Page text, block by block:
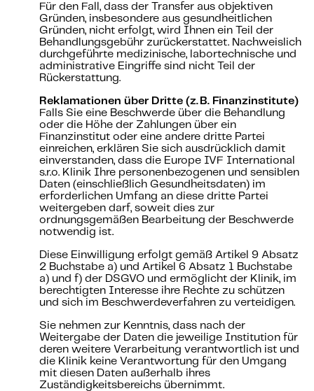
Für den Fall, dass der Transfer aus objektiven
Gründen, insbesondere aus gesundheitlichen
Gründen, nicht erfolgt, wird Ihnen ein Teil der
Behandlungsgebühr zurückerstattet. Nachweislich
durchgeführte medizinische, labortechnische und
administrative Eingriffe sind nicht Teil der
Rückerstattung.
Reklamationen über Dritte (z. B. Finanzinstitute)
Falls Sie eine Beschwerde über die Behandlung
oder die Höhe der Zahlungen über ein
Finanzinstitut oder eine andere dritte Partei
einreichen, erklären Sie sich ausdrücklich damit
einverstanden, dass die Europe IVF International
s.r.o. Klinik Ihre personenbezogenen und sensiblen
Daten (einschließlich Gesundheitsdaten) im
erforderlichen Umfang an diese dritte Partei
weitergeben darf, soweit dies zur
ordnungsgemäßen Bearbeitung der Beschwerde
notwendig ist.
Diese Einwilligung erfolgt gemäß Artikel 9 Absatz
2 Buchstabe a) und Artikel 6 Absatz 1 Buchstabe
a) und f) der DSGVO und ermöglicht der Klinik, im
berechtigten Interesse ihre Rechte zu schützen
und sich im Beschwerdeverfahren zu verteidigen.
Sie nehmen zur Kenntnis, dass nach der
Weitergabe der Daten die jeweilige Institution für
deren weitere Verarbeitung verantwortlich ist und
die Klinik keine Verantwortung für den Umgang
mit diesen Daten außerhalb ihres
Zuständigkeitsbereichs übernimmt.